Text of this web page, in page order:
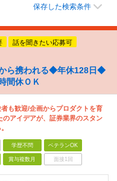
保存した検索条件
話を聞きたい応募可
ら携われる◆年休128日◆
間休ＯＫ
者も歓迎/企画からプロダクトを育
のアイデアが、証券業界のスタン
学歴不問 ベテランOK
賞与複数月 面接1回